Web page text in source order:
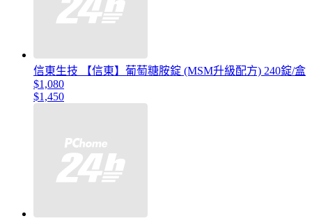
信東生技 【信東】葡萄糖胺錠 (MSM升級配方) 240錠/盒
$1,080
$1,450